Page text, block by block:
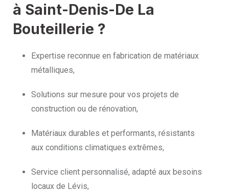
à Saint-Denis-De La
Bouteillerie ?
Expertise reconnue en fabrication de matériaux
métalliques,
Solutions sur mesure pour vos projets de
construction ou de rénovation,
Matériaux durables et performants, résistants
aux conditions climatiques extrêmes,
Service client personnalisé, adapté aux besoins
locaux de Lévis,